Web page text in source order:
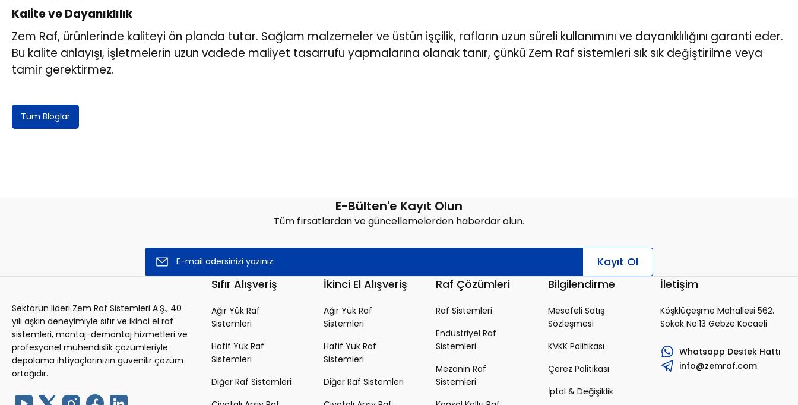
Kalite ve Dayanıklılık
Zem Raf, ürünlerinde kaliteyi ön planda tutar. Sağlam malzemeler ve üstün işçilik, rafların uzun süreli kullanımını ve dayanıklılığını garanti eder.
Bu kalite anlayışı, işletmelerin uzun vadede maliyet tasarrufu yapmalarına olanak tanır, çünkü Zem Raf sistemleri sık sık değiştirilme veya
tamir gerektirmez.
Tüm Bloglar
E-Bülten'e Kayıt Olun
Tüm fırsatlardan ve güncellemelerden haberdar olun.
Kayıt Ol
Sektörün lideri Zem Raf Sistemleri A.Ş., 40
yılı aşkın deneyimiyle sıfır ve ikinci el raf
sistemleri, montaj-demontaj hizmetleri ve
profesyonel mühendislik çözümleriyle
depolama ihtiyaçlarınızın güvenilir çözüm
ortağıdır.
Sıfır Alışveriş
Ağır Yük Raf
Sistemleri
Hafif Yük Raf
Sistemleri
Diğer Raf Sistemleri
İkinci El Alışveriş
Ağır Yük Raf
Sistemleri
Hafif Yük Raf
Sistemleri
Diğer Raf Sistemleri
Raf Çözümleri
Raf Sistemleri
Endüstriyel Raf
Sistemleri
Mezanin Raf
Sistemleri
Bilgilendirme
Mesafeli Satış
Sözleşmesi
KVKK Politikası
Çerez Politikası
İptal & Değişiklik
İletişim
Köşklüçeşme Mahallesi 562.
Sokak No:13 Gebze Kocaeli
Whatsapp Destek Hattı
info@zemraf.com